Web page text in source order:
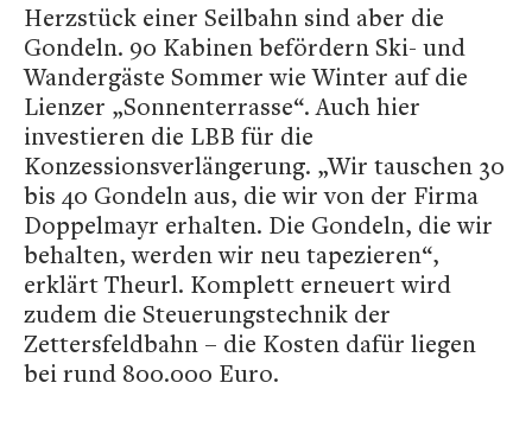
Herzstück einer Seilbahn sind aber die
Gondeln. 90 Kabinen befördern Ski- und
Wandergäste Sommer wie Winter auf die
Lienzer „Sonnenterrasse“. Auch hier
investieren die LBB für die
Konzessionsverlängerung. „Wir tauschen 30
bis 40 Gondeln aus, die wir von der Firma
Doppelmayr erhalten. Die Gondeln, die wir
behalten, werden wir neu tapezieren“,
erklärt Theurl. Komplett erneuert wird
zudem die Steuerungstechnik der
Zettersfeldbahn – die Kosten dafür liegen
bei rund 800.000 Euro.